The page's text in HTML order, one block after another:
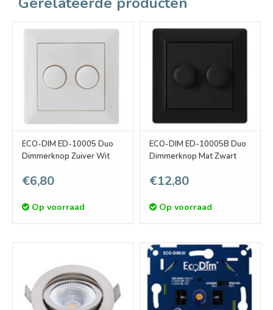
ECO-DIM ED-10005 Duo
Dimmerknop Zuiver Wit
€6,80
Op voorraad
ECO-DIM ED-10005B Duo
Dimmerknop Mat Zwart
€12,80
Op voorraad